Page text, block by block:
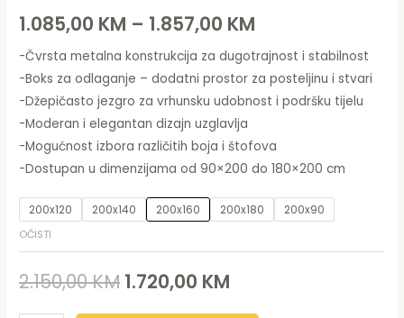
1.085,00 KM – 1.857,00 KM
-Čvrsta metalna konstrukcija za dugotrajnost i stabilnost
-Boks za odlaganje – dodatni prostor za posteljinu i stvari
-Džepičasto jezgro za vrhunsku udobnost i podršku tijelu
-Moderan i elegantan dizajn uzglavlja
-Mogućnost izbora različitih boja i štofova
-Dostupan u dimenzijama od 90×200 do 180×200 cm
200x120 200x140 200x160 200x180 200x90
OČISTI
2.150,00KM 1.720,00 KM